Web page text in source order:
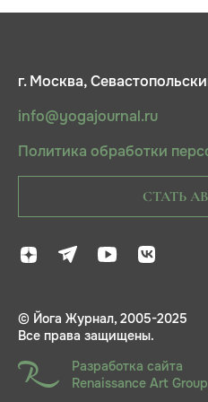
г. Москва,
info@yogajournal.ru
Политика обработки
СТАТЬ
© Йога Журнал, 2005-2025
Все права защищены.
Разработка сайта
Renaissance Art Group